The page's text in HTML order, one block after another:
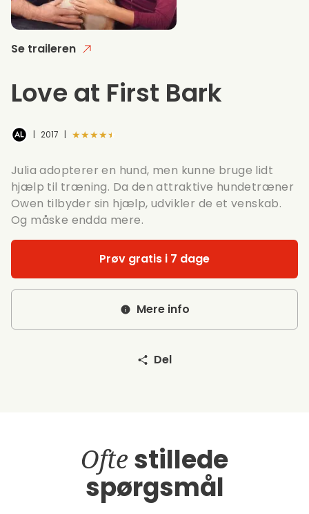
Se traileren
Love at First Bark
| 2017 | ★★★★★
Julia adopterer en hund, men kunne bruge lidt
hjælp til træning. Da den attraktive hundetræner
Owen tilbyder sin hjælp, udvikler de et venskab.
Og måske endda mere.
Prøv gratis i 7 dage
Mere info
Del
Ofte stillede
spørgsmål